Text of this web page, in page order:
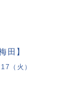
田】
（火）